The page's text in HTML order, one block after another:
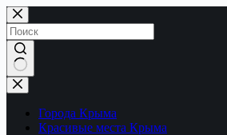
Перейти
к
сути
Ничего
не
найденоГорода Крыма
Красивые места Крыма